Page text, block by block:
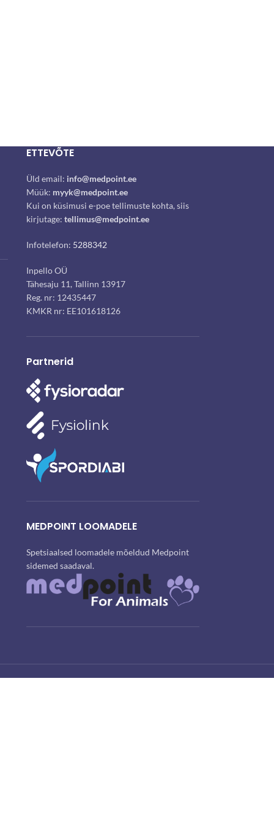
ETTEVÕTE
Üld email: info@medpoint.ee
Müük: myyk@medpoint.ee
Kui on küsimusi e-poe tellimuste kohta, siis
kirjutage: tellimus@medpoint.ee
Infotelefon: 5288342
Inpello OÜ
Tähesaju 11, Tallinn 13917
Reg. nr: 12435447
KMKR nr: EE101618126
Partnerid
MEDPOINT LOOMADELE
Spetsiaalsed loomadele mõeldud Medpoint
sidemed saadaval.